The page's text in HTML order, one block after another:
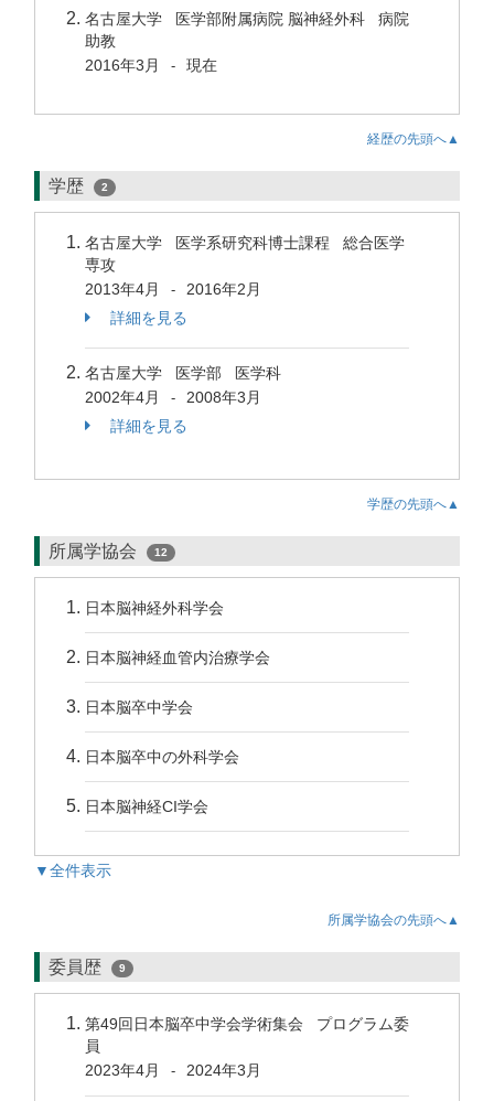
名古屋大学 医学部附属病院 脳神経外科 病院
助教
2016年3月
- 現在
経歴の先頭へ▲
学歴 2
名古屋大学 医学系研究科博士課程 総合医学
専攻
2013年4月
-
2016年2月
詳細を見る
名古屋大学 医学部 医学科
2002年4月
-
2008年3月
詳細を見る
学歴の先頭へ▲
所属学協会 12
日本脳神経外科学会
日本脳神経血管内治療学会
日本脳卒中学会
日本脳卒中の外科学会
日本脳神経CI学会
▼全件表示
所属学協会の先頭へ▲
委員歴 9
第49回日本脳卒中学会学術集会 プログラム委
員
2023年4月
- 2024年3月